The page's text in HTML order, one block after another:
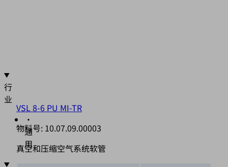
行
业
•
通
用
VSL 8-6 PU MI-TR
物料号: 10.07.09.00003
真空和压缩空气系统软管